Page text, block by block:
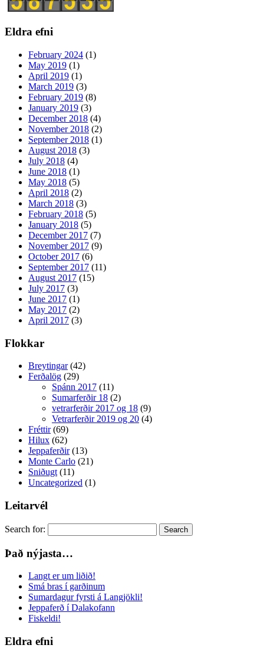
Eldra efni
February 2024 (1)
May 2019 (1)
April 2019 (1)
March 2019 (3)
February 2019 (8)
January 2019 (3)
December 2018 (4)
November 2018 (2)
September 2018 (1)
August 2018 (3)
July 2018 (4)
June 2018 (1)
May 2018 (5)
April 2018 (2)
March 2018 (3)
February 2018 (5)
January 2018 (5)
December 2017 (7)
November 2017 (9)
October 2017 (6)
September 2017 (11)
August 2017 (15)
July 2017 (3)
June 2017 (1)
May 2017 (2)
April 2017 (3)
Flokkar
Breytingar(42)
Ferðalög (29)
Spánn 2017 (11)
Sumarferðir 18 (2)
vetrarferðir 2017 og 18 (9)
Vetrarferðir 2019 og 20 (4)
Fréttir(69)
Hilux (62)
Jeppaferðir(13)
Monte Carlo (21)
Sniðugt(11)
Uncategorized (1)
Leitarvél
Search for:
Það nýjasta…
Langt er um liðið!
Smá bras í garðinum
Sumardagur fyrsti á Langjökli!
Jeppaferð í Dalakofann
Fiskeldi!
Eldra efni